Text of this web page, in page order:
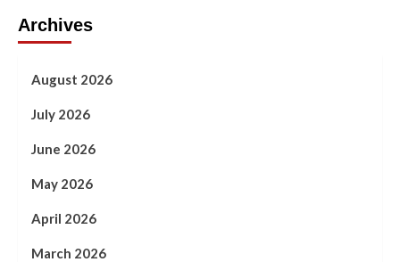
Archives
August 2026
July 2026
June 2026
May 2026
April 2026
March 2026